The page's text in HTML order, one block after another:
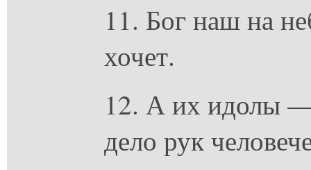
11. Бог наш на
хочет.
12. А их идолы —
дело рук